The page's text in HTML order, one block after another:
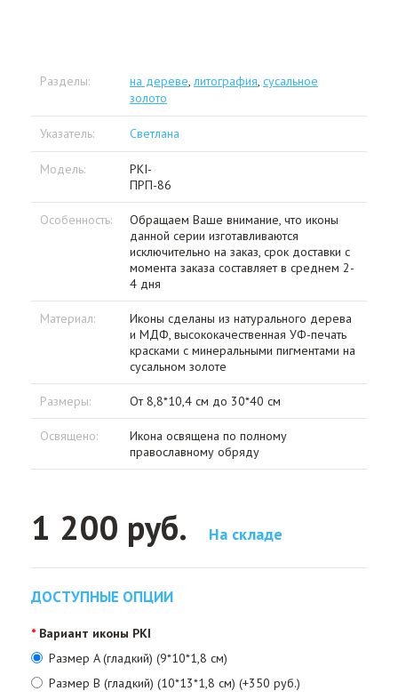
Разделы: на дереве, литография, сусальное
золото
Указатель: Светлана
Модель:
PKI-
ПРП-86
Особенность:
Обращаем Ваше внимание, что иконы
данной серии изготавливаются
исключительно на заказ, срок доставки с
момента заказа составляет в среднем 2-
4 дня
Материал:
Иконы сделаны из натурального дерева
и МДФ, высококачественная УФ-печать
красками с минеральными пигментами на
сусальном золоте
Размеры: От 8,8*10,4 см до 30*40 см
Освящено:
Икона освящена по полному
православному обряду
1 200 руб. На складе
ДОСТУПНЫЕ ОПЦИИ
Вариант иконы PKI
Размер A (гладкий) (9*10*1,8 см)
Размер B (гладкий) (10*13*1,8 см) (+350 руб.)